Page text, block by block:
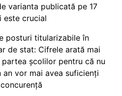
varianta publicată pe 17
este crucial
posturi titularizabile în
de stat: Cifrele arată mai
școlilor pentru că nu
vor mai avea suficienți